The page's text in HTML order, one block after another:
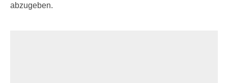
abzugeben.